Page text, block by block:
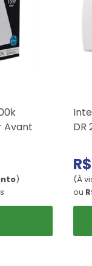
Avant
)
DR
(À
ou